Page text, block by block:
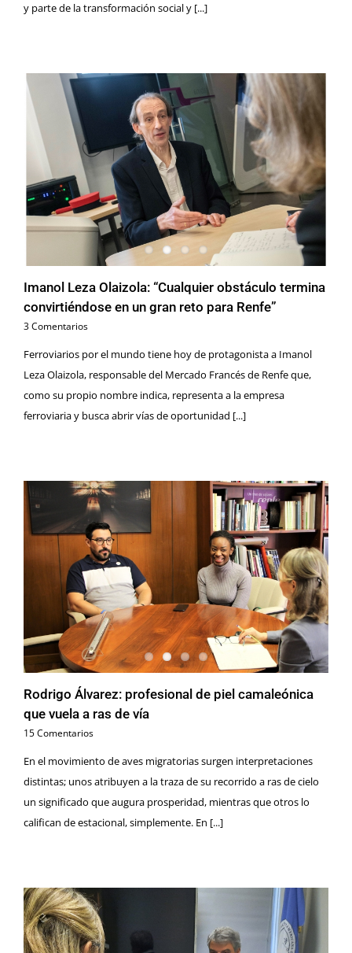
y parte de la transformación social y [...]
Imanol Leza Olaizola: “Cualquier obstáculo termina
convirtiéndose en un gran reto para Renfe”
3 Comentarios
Ferroviarios por el mundo tiene hoy de protagonista a Imanol
Leza Olaizola, responsable del Mercado Francés de Renfe que,
como su propio nombre indica, representa a la empresa
ferroviaria y busca abrir vías de oportunidad [...]
Rodrigo Álvarez: profesional de piel camaleónica
que vuela a ras de vía
15 Comentarios
En el movimiento de aves migratorias surgen interpretaciones
distintas; unos atribuyen a la traza de su recorrido a ras de cielo
un significado que augura prosperidad, mientras que otros lo
califican de estacional, simplemente. En [...]